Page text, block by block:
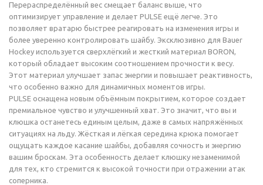
Перераспределённый вес смещает баланс выше, что
оптимизирует управление и делает PULSE ещё легче. Это
позволяет вратарю быстрее реагировать на изменения игры и
более уверенно контролировать шайбу. Эксклюзивно для Bauer
Hockey используется сверхлёгкий и жесткий материал BORON,
который обладает высоким соотношением прочности к весу.
Этот материал улучшает запас энергии и повышает реактивность,
что особенно важно для динамичных моментов игры.
PULSE оснащена новым объёмным покрытием, которое создает
премиальное чувство и улучшенный хват. Это значит, что вы и
клюшка останетесь единым целым, даже в самых напряжённых
ситуациях на льду. Жёсткая и лёгкая середина крюка помогает
ощущать каждое касание шайбы, добавляя сочность и энергию
вашим броскам. Эта особенность делает клюшку незаменимой
для тех, кто стремится к высокой точности при отражении атак
соперника.